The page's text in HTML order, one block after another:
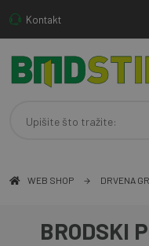
Kontakt
WEB SHOP DRVENA
BRODSKI